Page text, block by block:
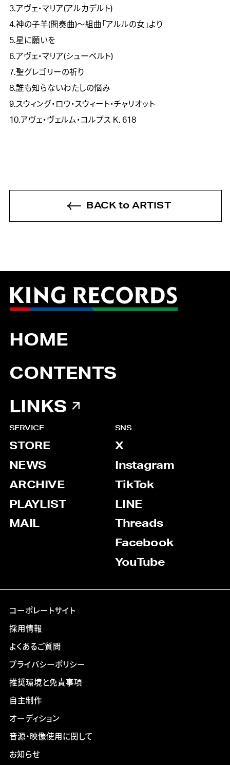
3.アヴェ・マリア(アルカデルト)
4.神の子羊(間奏曲)～組曲「アルルの女」より
5.星に願いを
6.アヴェ・マリア(シューベルト)
7.聖グレゴリーの祈り
8.誰も知らないわたしの悩み
9.スウィング・ロウ・スウィート・チャリオット
10.アヴェ・ヴェルム・コルプス K．618
BACK to ARTIST
HOME
CONTENTS
LINKS
SERVICE
STORE
NEWS
ARCHIVE
PLAYLIST
MAIL
SNS
X
Instagram
TikTok
LINE
Threads
Facebook
YouTube
コーポレートサイト
採用情報
よくあるご質問
プライバシーポリシー
推奨環境と免責事項
自主制作
オーディション
音源・映像使用に関して
お知らせ